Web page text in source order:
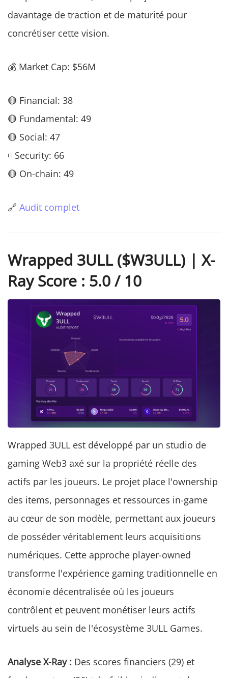
davantage de traction et de maturité pour
concrétiser cette vision.
💰 Market Cap: $56M
🔴 Financial: 38
🔴 Fundamental: 49
🔴 Social: 47
◽ Security: 66
🔴 On-chain: 49
🔗 Audit complet
Wrapped 3ULL ($W3ULL) | X-
Ray Score : 5.0 / 10
Wrapped 3ULL est développé par un studio de
gaming Web3 axé sur la propriété réelle des
actifs par les joueurs. Le projet place l'ownership
des items, personnages et ressources in-game
au cœur de son modèle, permettant aux joueurs
de posséder véritablement leurs acquisitions
numériques. Cette approche player-owned
transforme l'expérience gaming traditionnelle en
économie décentralisée où les joueurs
contrôlent et peuvent monétiser leurs actifs
virtuels au sein de l'écosystème 3ULL Games.
Analyse X-Ray : Des scores financiers (29) et